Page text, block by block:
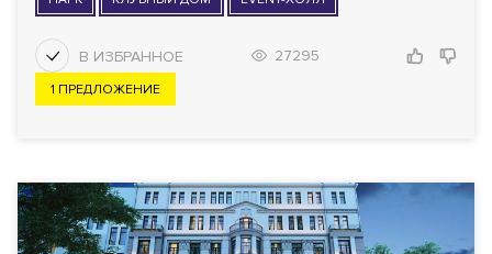
27295
1 ПРЕДЛОЖЕНИЕ